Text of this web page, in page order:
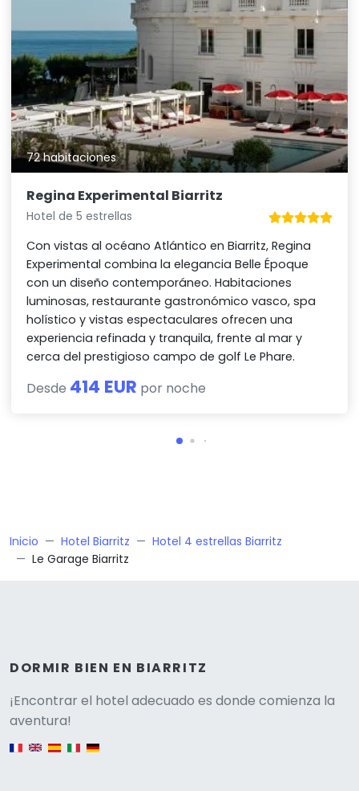
72 habitaciones
Regina Experimental Biarritz
Hotel de 5 estrellas
Con vistas al océano Atlántico en Biarritz, Regina
Experimental combina la elegancia Belle Époque
con un diseño contemporáneo. Habitaciones
luminosas, restaurante gastronómico vasco, spa
holístico y vistas espectaculares ofrecen una
experiencia refinada y tranquila, frente al mar y
cerca del prestigioso campo de golf Le Phare.
Desde 414 EUR por noche
Inicio Hotel Biarritz
Hotel 4 estrellas Biarritz
Le Garage Biarritz
DORMIR BIEN EN BIARRITZ
¡Encontrar el hotel adecuado es donde comienza la
aventura!
English version